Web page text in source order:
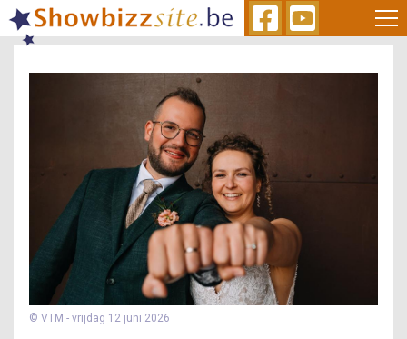
Skip
to
© VTM - vrijdag 12 juni 2026